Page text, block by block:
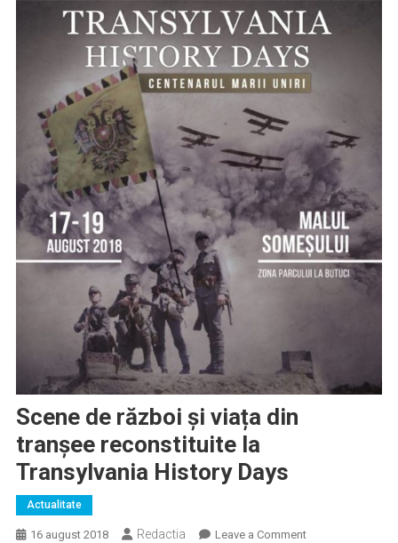
Scene de război și viața din
tranșee reconstituite la
Transylvania History Days
Actualitate
16 august 2018 Redactia Leave a Commenton